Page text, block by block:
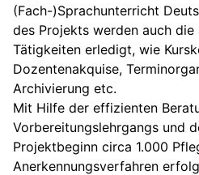
(Fach-)Sprachunterricht
des Projekts werden auch
Tätigkeiten erledigt, wie
Dozentenakquise,
Archivierung etc.
Mit Hilfe der effizienten
Vorbereitungslehrgangs und
Projektbeginn circa 1.000
Anerkennungsverfahren